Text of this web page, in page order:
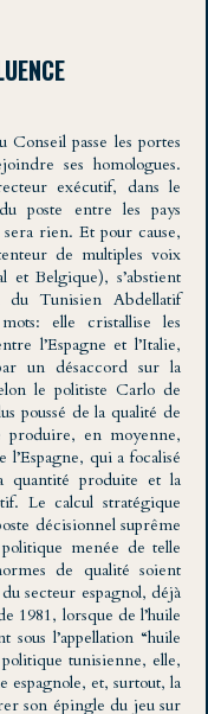
passe les portes
ses homologues.
exécutif, dans le
poste entre les pays
rien. Et pour cause,
de multiples voix
et Belgique), s’abstient
Tunisien Abdellatif
elle cristallise les
l’Espagne et l’Italie,
un désaccord sur la
le politiste Carlo de
poussé de la qualité de
produire, en moyenne,
qui a focalisé
quantité produite et la
Le calcul stratégique
décisionnel suprême
menée de telle
de qualité soient
secteur espagnol, déjà
1981, lorsque de l’huile
l’appellation “huile
tunisienne, elle,
espagnole, et, surtout, la
son épingle du jeu sur